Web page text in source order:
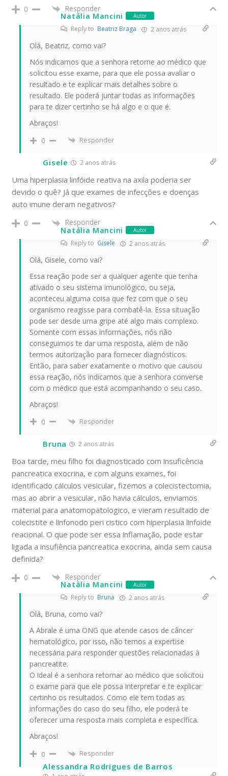
0
Responder
Natália Mancini
Autor
Reply to Beatriz Braga 2 anos atrás
Olá, Beatriz, como vai?
Nós indicamos que a senhora retorne ao médico que
solicitou esse exame, para que ele possa avaliar o
resultado e te explicar mais detalhes sobre o
resultado. Ele poderá juntar todas as informações
para te dizer certinho se há algo e o que é.
Abraços!
0 Responder
Gisele 2 anos atrás
Uma hiperplasia linfóide reativa na axila poderia ser
devido o quê? Já que exames de infecções e doenças
auto imune deram negativos?
0
Responder
Natália Mancini
Autor
Reply to Gisele 2 anos atrás
Olá, Gisele, como vai?
Essa reação pode ser a qualquer agente que tenha
ativado o seu sistema imunológico, ou seja,
aconteceu alguma coisa que fez com que o seu
organismo reagisse para combatê-la. Essa situação
pode ser desde uma gripe até algo mais complexo.
Somente com essas informações, nós não
conseguimos te dar uma resposta, além de não
termos autorização para fornecer diagnósticos.
Então, para saber exatamente o motivo que causou
essa reação, nós indicamos que a senhora converse
com o médico que está acompanhando o seu caso.
Abraços!
0 Responder
Bruna 2 anos atrás
Boa tarde, meu filho foi diagnosticado com insuficência
pancreatica exocrina, e com alguns exames, foi
identificado cálculos vesicular, fizemos a colecistectomia,
mas ao abrir a vesicular, não havia cálculos, enviamos
material para anatomopatologico, e vieram resultado de
colecistite e linfonodo peri cistico com hiperplasia linfoide
reacional. O que pode ser essa inflamação, pode estar
ligada a insufiência pancreatica exocrina, ainda sem causa
definida?
0
Responder
Natália Mancini
Autor
Reply to Bruna 2 anos atrás
Olá, Bruna, como vai?
A Abrale é uma ONG que atende casos de câncer
hematológico, por isso, não temos a expertise
necessária para responder questões relacionadas à
pancreatite.
O ideal é a senhora retornar ao médico que solicitou
o exame para que ele possa interpretar e te explicar
certinho os resultados. Como ele tem todas as
informações do caso do seu filho, ele poderá te
oferecer uma resposta mais completa e específica.
Abraços!
0 Responder
Alessandra Rodrigues de Barros